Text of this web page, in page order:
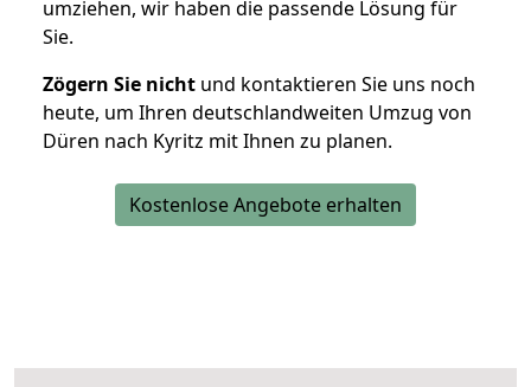
umziehen, wir haben die passende Lösung für
Sie.
Zögern Sie nicht und kontaktieren Sie uns noch
heute, um Ihren deutschlandweiten Umzug von
Düren nach Kyritz mit Ihnen zu planen.
Kostenlose Angebote erhalten